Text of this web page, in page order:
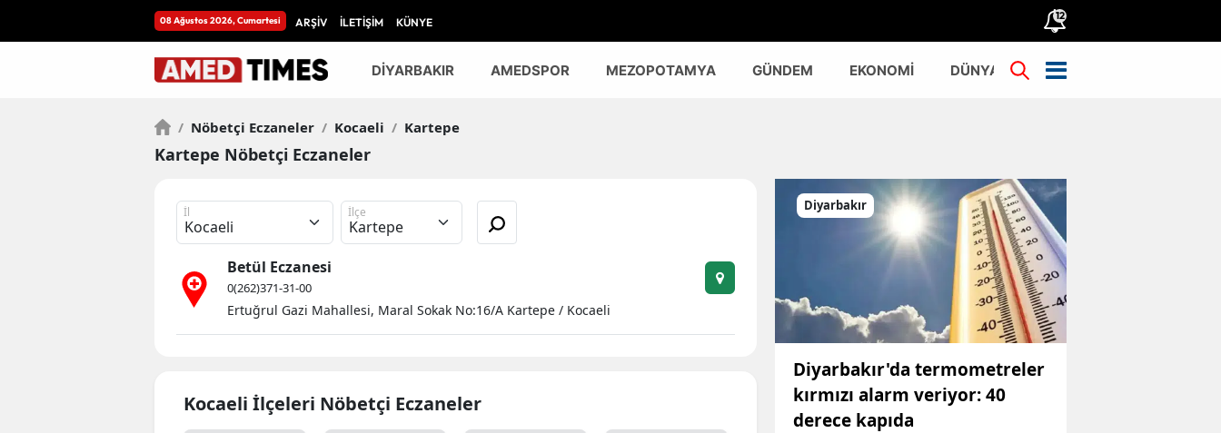
08 Ağustos 2026, Cumartesi ARŞİV İLETİŞİM KÜNYE 12
DİYARBAKIR AMEDSPOR MEZOPOTAMYA GÜNDEM EKONOMİ DÜNYA TÜRKİYE
/ Nöbetçi Eczaneler / Kocaeli / Kartepe
Kartepe Nöbetçi Eczaneler
İl İlçe
Betül Eczanesi
0(262)371-31-00
Ertuğrul Gazi Mahallesi, Maral Sokak No:16/A Kartepe / Kocaeli
Kocaeli İlçeleri Nöbetçi Eczaneler
Diyarbakır
Diyarbakır'da termometreler
kırmızı alarm veriyor: 40
derece kapıda